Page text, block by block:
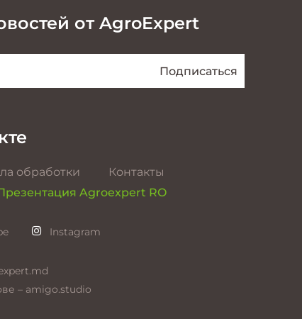
от AgroExpert
обработки
Контакты
Agroexpert RO
Instagram
– amigo.studio